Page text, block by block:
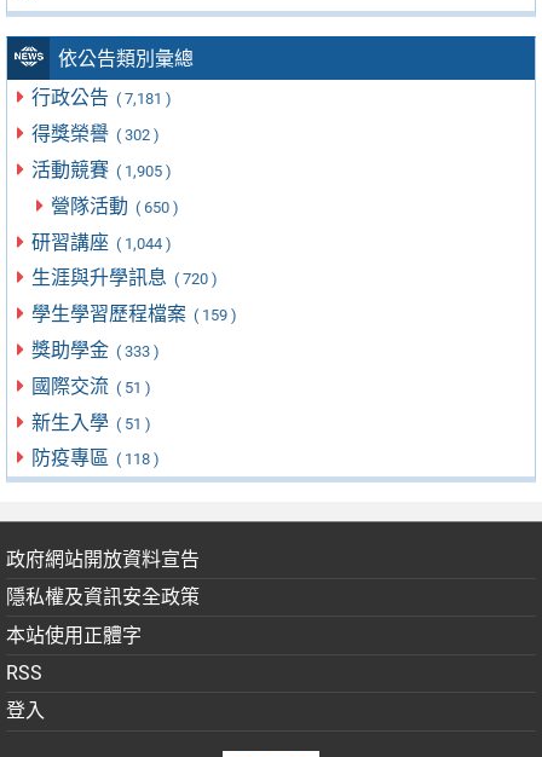
依公告類別彙總
行政公告 ( 7,181 )
得獎榮譽 ( 302 )
活動競賽 ( 1,905 )
營隊活動 ( 650 )
研習講座 ( 1,044 )
生涯與升學訊息 ( 720 )
學生學習歷程檔案 ( 159 )
獎助學金 ( 333 )
國際交流 ( 51 )
新生入學 ( 51 )
防疫專區 ( 118 )
政府網站開放資料宣告
隱私權及資訊安全政策
本站使用正體字
RSS
登入